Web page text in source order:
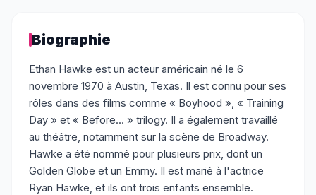
Biographie
Ethan Hawke est un acteur américain né le 6
novembre 1970 à Austin, Texas. Il est connu pour ses
rôles dans des films comme « Boyhood », « Training
Day » et « Before... » trilogy. Il a également travaillé
au théâtre, notamment sur la scène de Broadway.
Hawke a été nommé pour plusieurs prix, dont un
Golden Globe et un Emmy. Il est marié à l'actrice
Ryan Hawke, et ils ont trois enfants ensemble.